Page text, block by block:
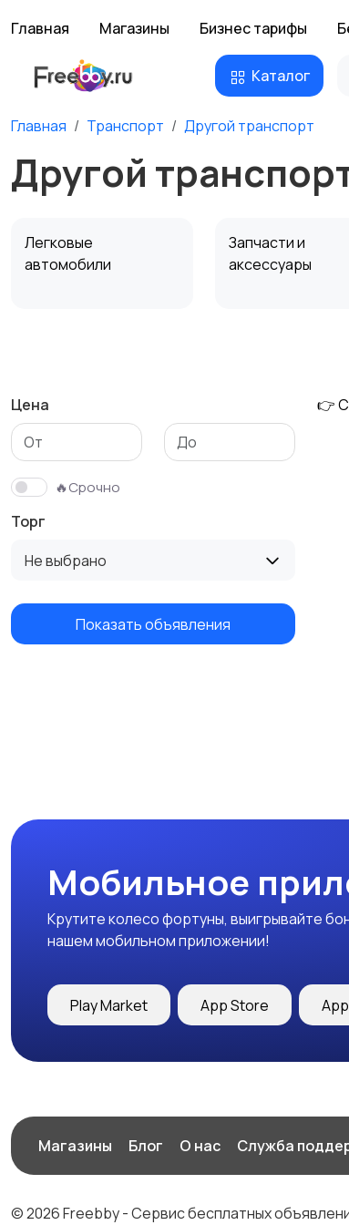
Главная Магазины Бизнес тарифы
Каталог
Главная Транспорт Другой транспорт
Другой
Легковые
автомобили
Запчасти и
аксессуары
Цена
🔥Срочно
Торг
Не выбрано
Показать объявления
👉
Мобильное
Крутите колесо фортуны, выигрывайте
нашем мобильном приложении!
Play Market App Store
Магазины Блог О нас Служба
© 2026 Freebby - Сервис бесплатных